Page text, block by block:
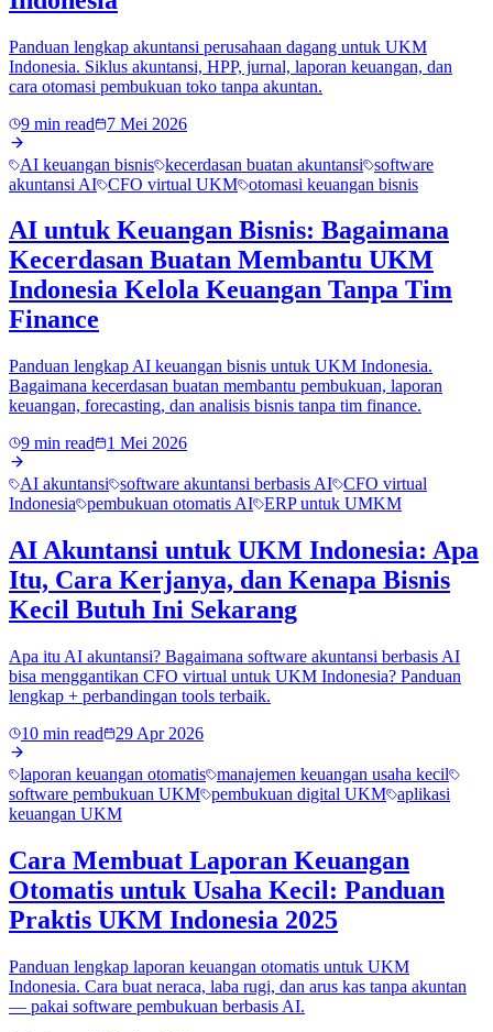
Panduan lengkap akuntansi perusahaan dagang untuk UKM
Indonesia. Siklus akuntansi, HPP, jurnal, laporan keuangan, dan
cara otomasi pembukuan toko tanpa akuntan.
9 min read
7 Mei 2026
AI keuangan bisnis kecerdasan buatan akuntansi
software
akuntansi AI CFO virtual UKM otomasi keuangan bisnis
AI untuk Keuangan Bisnis: Bagaimana
Kecerdasan Buatan Membantu UKM
Indonesia Kelola Keuangan Tanpa Tim
Finance
Panduan lengkap AI keuangan bisnis untuk UKM Indonesia.
Bagaimana kecerdasan buatan membantu pembukuan, laporan
keuangan, forecasting, dan analisis bisnis tanpa tim finance.
9 min read
1 Mei 2026
AI akuntansi software akuntansi berbasis AI CFO virtual
Indonesia
pembukuan otomatis AI ERP untuk UMKM
AI Akuntansi untuk UKM Indonesia: Apa
Itu, Cara Kerjanya, dan Kenapa Bisnis
Kecil Butuh Ini Sekarang
Apa itu AI akuntansi? Bagaimana software akuntansi berbasis AI
bisa menggantikan CFO virtual untuk UKM Indonesia? Panduan
lengkap + perbandingan tools terbaik.
10 min read
29 Apr 2026
laporan keuangan otomatis manajemen keuangan usaha kecil
software pembukuan UKM pembukuan digital UKM aplikasi
keuangan UKM
Cara Membuat Laporan Keuangan
Otomatis untuk Usaha Kecil: Panduan
Praktis UKM Indonesia 2025
Panduan lengkap laporan keuangan otomatis untuk UKM
Indonesia. Cara buat neraca, laba rugi, dan arus kas tanpa akuntan
— pakai software pembukuan berbasis AI.